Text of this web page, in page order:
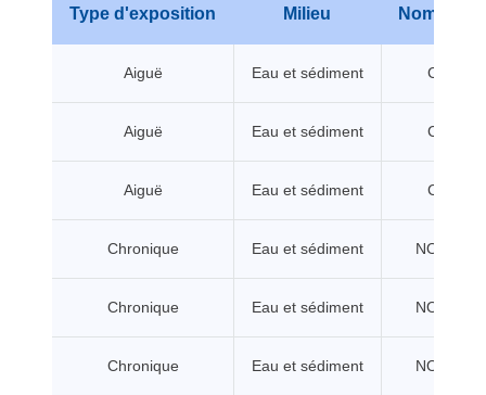
Type d'exposition Milieu Nom de
Aiguë Eau et sédiment CL/
Aiguë Eau et sédiment CL/
Aiguë Eau et sédiment CL/
Chronique Eau et sédiment NOEC/
Chronique Eau et sédiment NOEC/
Chronique Eau et sédiment NOEC/